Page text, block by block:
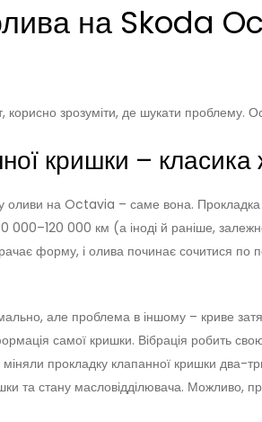
на Skoda
корисно зрозуміти, де шукати проблему.
кришки –
оливи на Octavia – саме вона.
000–120 000 км (а іноді й раніше,
форму, і олива починає сочитися по
але проблема в іншому – криве
самої кришки. Вібрація робить
прокладку клапанної кришки два-
та стану масловідділювача. Можливо,